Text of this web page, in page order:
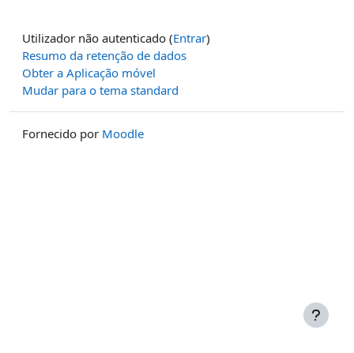
Utilizador não autenticado (Entrar)
Resumo da retenção de dados
Obter a Aplicação móvel
Mudar para o tema standard
Fornecido por Moodle